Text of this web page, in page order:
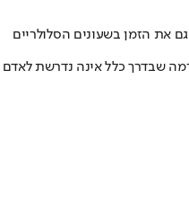
את הזמן בשעונים הסלולריים
שבדרך כלל אינה נדרשת לאדם